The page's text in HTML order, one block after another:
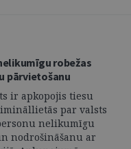
robežas
pārvietošanu
ir apkopojis tiesu
par valsts
nelikumīgu
nodrošināšanu ar